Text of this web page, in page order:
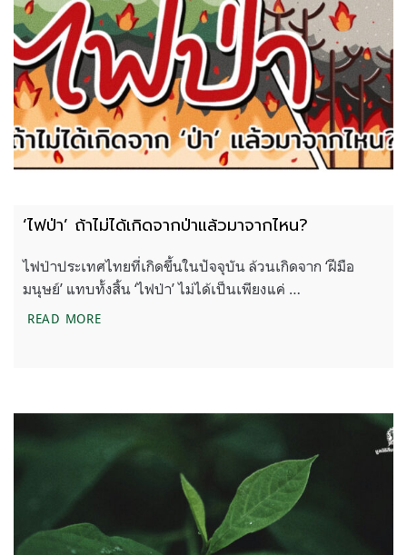
‘ไฟป่า’ ถ้าไม่ได้เกิดจากป่าแล้วมาจากไหน?
ไฟป่าประเทศไทยที่เกิดขึ้นในปัจจุบัน ล้วนเกิดจาก ‘ฝีมือ
มนุษย์’ แทบทั้งสิ้น ‘ไฟป่า’ ไม่ได้เป็นเพียงแค่ …
READ MORE‘ไฟป่า’ ถ้าไม่ได้เกิดจากป่าแล้วมาจากไหน?